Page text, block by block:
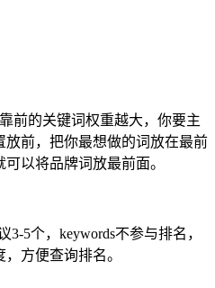
前的关键词权重越大，你要主
前，把你最想做的词放在最前
以将品牌词放最前面。
3-5个，keywords不参与排名，
方便查询排名。